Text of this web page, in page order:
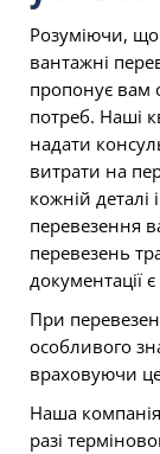
Розуміючи,
вантажні
пропонує вам
потреб. Наші
надати
витрати на
кожній
перевезення
перевезень
документації
При
особливого
враховуючи
Наша
разі